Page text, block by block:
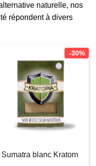
naturelle, nos
répondent à divers
-30%
Sumatra blanc Kratom